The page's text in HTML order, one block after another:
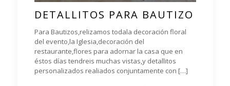
DETALLITOS PARA BAUTIZO
Para Bautizos,relizamos todala decoración floral
del evento,la Iglesia,decoración del
restaurante,flores para adornar la casa que en
éstos días tendreis muchas vistas,y detallitos
personalizados realiados conjuntamente con […]